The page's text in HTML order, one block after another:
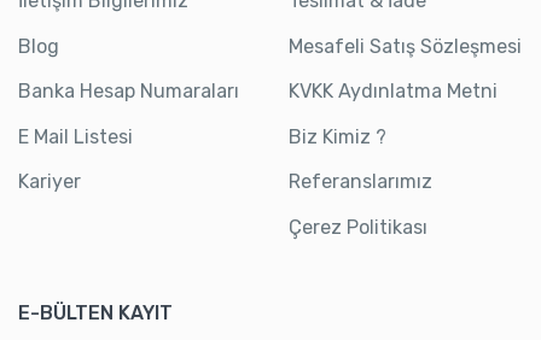
Blog
Banka Hesap Numaraları
E Mail Listesi
Kariyer
Mesafeli Satış Sözleşmesi
KVKK Aydınlatma Metni
Biz Kimiz ?
Referanslarımız
Çerez Politikası
E-BÜLTEN KAYIT